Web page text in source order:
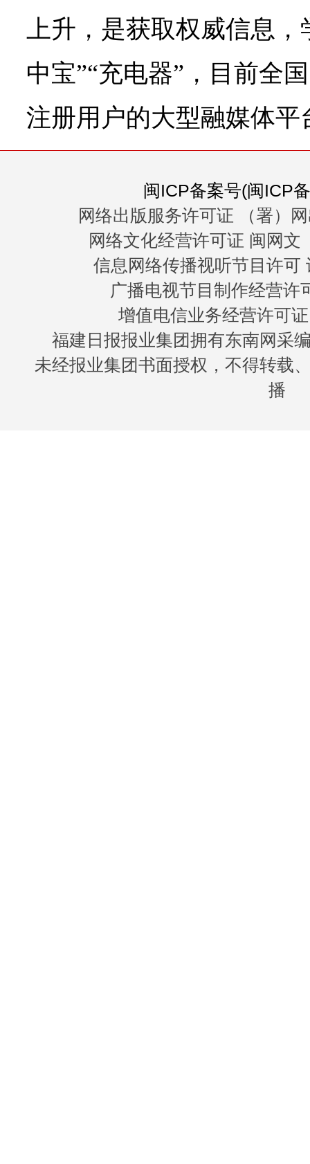
上升，是获取权威信息，
中宝”“充电器”，目前全
注册用户的大型融媒体平
闽ICP备案号(闽ICP
网络出版服务许可证 （署）
网络文化经营许可证 闽网文
信息网络传播视听节目许可
广播电视节目制作经营许
增值电信业务经营许可
福建日报报业集团拥有东南网采
未经报业集团书面授权，不得转载
播